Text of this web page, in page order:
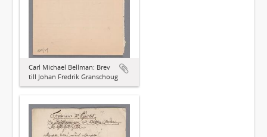
Carl Michael Bellman: Brev
till Johan Fredrik Granschoug